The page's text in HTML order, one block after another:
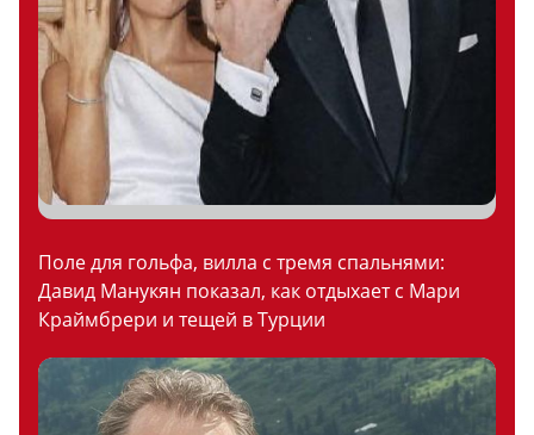
Поле для гольфа, вилла с тремя спальнями:
Давид Манукян показал, как отдыхает с Мари
Краймбрери и тещей в Турции